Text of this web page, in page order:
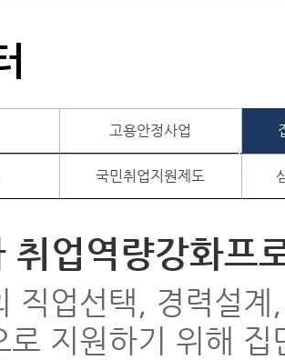
고용안정사업
국민취업지원제도
취업역량강화프
직업선택, 경력설
로 지원하기 위해